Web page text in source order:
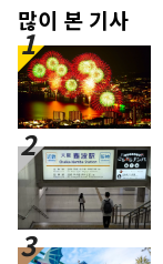
많이 본 기사